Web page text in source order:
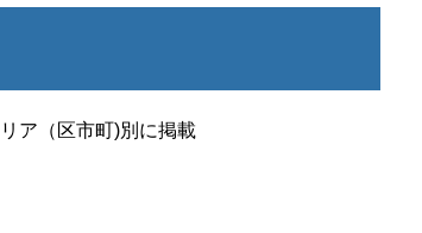
ア（区市町)別に掲載